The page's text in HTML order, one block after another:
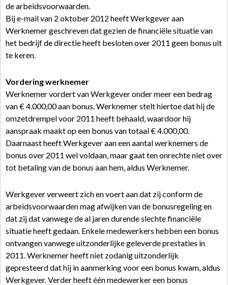
de arbeidsvoorwaarden.
Bij e-mail van 2 oktober 2012 heeft Werkgever aan
Werknemer geschreven dat gezien de financiële situatie van
het bedrijf de directie heeft besloten over 2011 geen bonus uit
te keren.
Vordering werknemer
Werknemer vordert van Werkgever onder meer een bedrag
van € 4.000,00 aan bonus. Werknemer stelt hiertoe dat hij de
omzetdrempel voor 2011 heeft behaald, waardoor hij
aanspraak maakt op een bonus van totaal € 4.000,00.
Daarnaast heeft Werkgever aan een aantal werknemers de
bonus over 2011 wel voldaan, maar gaat ten onrechte niet over
tot betaling van de bonus aan hem, aldus Werknemer.
Werkgever verweert zich en voert aan dat zij conform de
arbeidsvoorwaarden mag afwijken van de bonusregeling en
dat zij dat vanwege de al jaren durende slechte financiële
situatie heeft gedaan. Enkele medewerkers hebben een bonus
ontvangen vanwege uitzonderlijke geleverde prestaties in
2011. Werknemer heeft niet zodanig uitzonderlijk
gepresteerd dat hij in aanmerking voor een bonus kwam, aldus
Werkgever. Verder heeft één medewerker een bonus